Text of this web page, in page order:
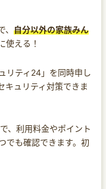
自分以外の家族みん
使える！
リティ24」を同時申し
キュリティ対策できま
、利用料金やポイント
でも確認できます。初